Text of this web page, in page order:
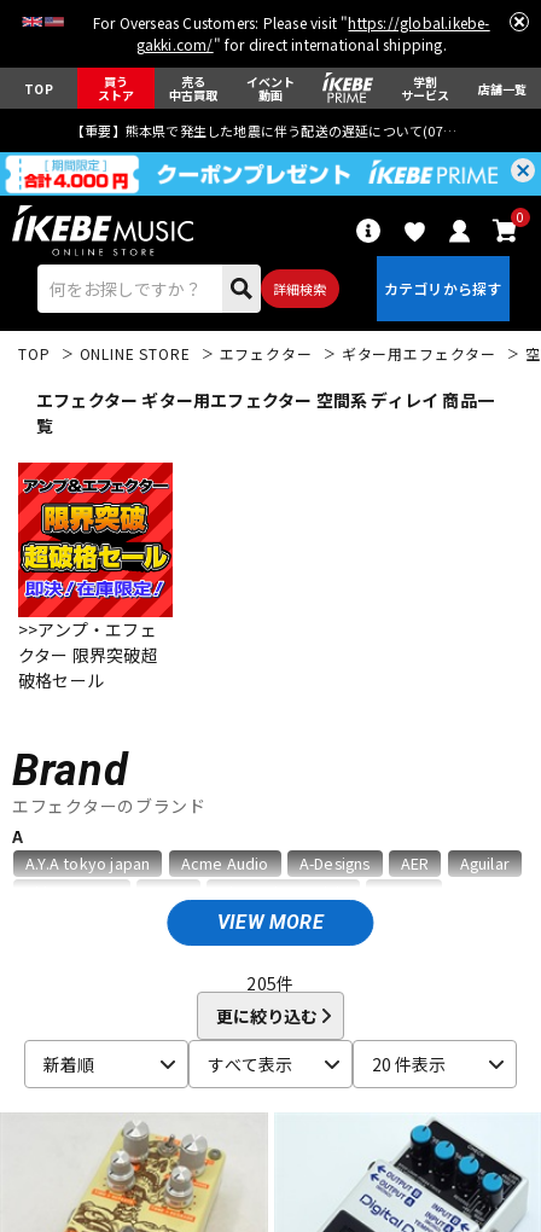
For Overseas Customers: Please visit "https://global.ikebe-
gakki.com/" for direct international shipping.
TOP 買う
ストア
売る
中古買取
イベント
動画
学割
サービス 店舗一覧
【重要】熊本県で発生した地震に伴う配送の遅延について(07月29日
詳細検索
0
エレキギター
ベース
ドラム
キーボード
エフェクター
配信/ライブ機器 楽器アクセサリ
TOP ONLINE STORE エフェクター ギター用エフェクター
エフェクター ギター用エフェクター 空間系 ディレイ 商品一
覧
>>アンプ・エフェ
クター 限界突破超
破格セール
Brand
エフェクターのブランド
VIEW MORE
A
A.Y.A tokyo japan Acme Audio A-Designs AER
Aguilar
Analog Alien ANALOG.MAN
Ant Craft API ARMOR
BANZAI Bassics BECOS BEETRONICS
Benevale
Benson Amps
Beyond Big Joe Birdland
BJFE
BOSS
CARL MARTIN CAT’S Factory
catalinbread
Chandler
Chase Bliss Audio Chocolate Electronics
CNB
205件
更に絞り込む
新着順
すべて表示 20 件表示